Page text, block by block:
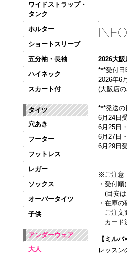
MD265 ボディファンデーション
通常価格: 2,970円（税込）
INFO
2026大
***受付日
2026年6
(大阪店
***発送
6月24
6月25日
6月27日
6月29
※ご注意
・受付
(目安は
・在庫
ご注文
カード
【ミル
レッス
ワイドストラップ・
タンク
ホルター
ショートスリーブ
五分袖・長袖
ハイネック
スカート付
タイツ
穴あき
フーター
フットレス
レガー
ソックス
オーバータイツ
子供
アンダーウェア
大人